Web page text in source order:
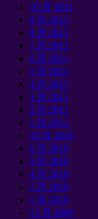
10 月 2011
9 月 2011
8 月 2011
7 月 2011
6 月 2011
5 月 2011
4 月 2011
3 月 2011
2 月 2011
1 月 2011
10 月 2010
6 月 2010
5 月 2010
4 月 2010
2 月 2010
1 月 2010
12 月 2009